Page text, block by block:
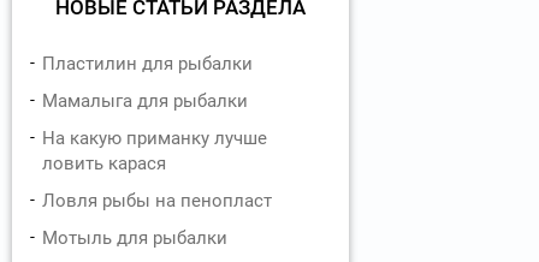
НОВЫЕ СТАТЬИ РАЗДЕЛА
Пластилин для рыбалки
Мамалыга для рыбалки
На какую приманку лучше
ловить карася
Ловля рыбы на пенопласт
Мотыль для рыбалки